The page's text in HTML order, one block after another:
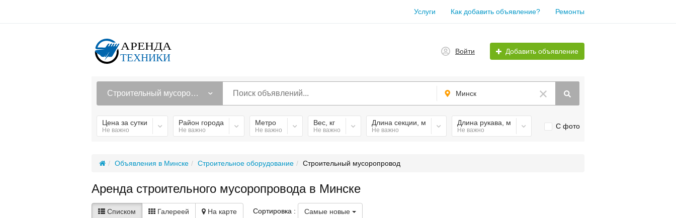
Услуги Как добавить объявление? Ремонты
Войти Добавить объявление
Строительный мусоропровод Минск
Цена за сутки
Не важно
Район города
Не важно
Метро
Не важно
Вес, кг
Не важно
Длина секции, м
Не важно
Длина рукава, м
Не важно С фото
Объявления в Минске Строительное оборудование Строительный мусоропровод
Аренда строительного мусоропровода в Минске
Списком Галереей На карте Сортировка : Самые новые